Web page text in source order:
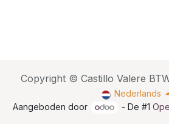
Copyright © Castillo Valere
Nederlands
Aangeboden door
- De #1